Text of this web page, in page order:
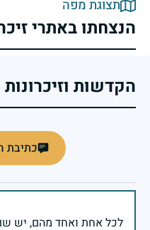
תצוגת מפה
הנצחתו באתרי
הקדשות וזיכרונות
כתיבת